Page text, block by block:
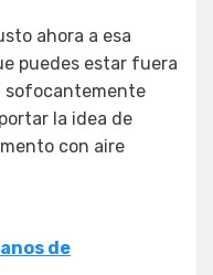
ahora a esa
puedes estar fuera
sofocantemente
la idea de
con aire
de